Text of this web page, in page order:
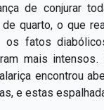
de conjurar
quarto, o que
os fatos
mais
encontrou
e estas